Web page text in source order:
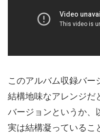
このアルバム収録バー
結構地味なアレンジだ
バージョンというか、
実は結構凝っているこ